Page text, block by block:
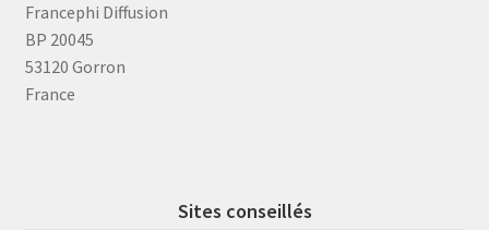
Francephi Diffusion
BP 20045
53120 Gorron
France
Sites conseillés